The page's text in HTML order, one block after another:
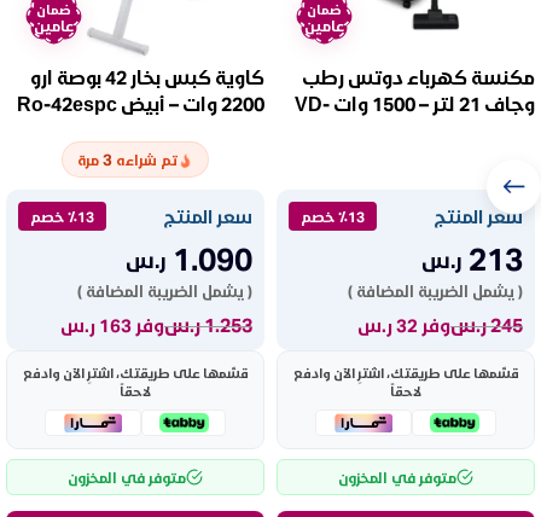
ضمان
عامين
مكنسة كهرباء دوتس رطب
وجاف 21 لتر – 1500 وات VD-
سعر المنتج ٪13 خصم
213 ر.س
( يشمل الضريبة المضافة )
245ر.سوفر 32 ر.س
قسّمها على طريقتك، اشترِ الآن وادفع
لاحقاً
متوفر في المخزون
ضمان
عامين
كاوية كبس بخار 42 بوصة ارو
2200 وات – أبيض Ro-42espc
تم شراءه 3 مرة
سعر المنتج ٪13 خصم
1.090 ر.س
( يشمل الضريبة المضافة )
1.253ر.سوفر 163 ر.س
قسّمها على طريقتك، اشترِ الآن وادفع
لاحقاً
متوفر في المخزون